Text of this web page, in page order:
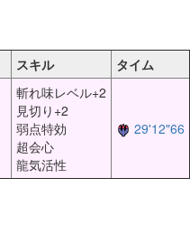
スキル タイム
斬れ味レベル+2
見切り+2
弱点特効
超会心
龍気活性
29'12"66